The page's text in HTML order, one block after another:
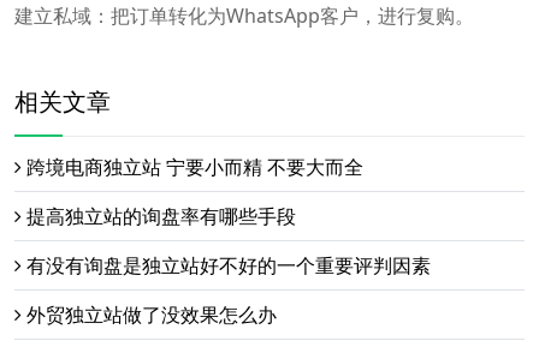
建立私域：把订单转化为WhatsApp客户，进行复购。
相关文章
跨境电商独立站 宁要小而精 不要大而全
提高独立站的询盘率有哪些手段
有没有询盘是独立站好不好的一个重要评判因素
外贸独立站做了没效果怎么办